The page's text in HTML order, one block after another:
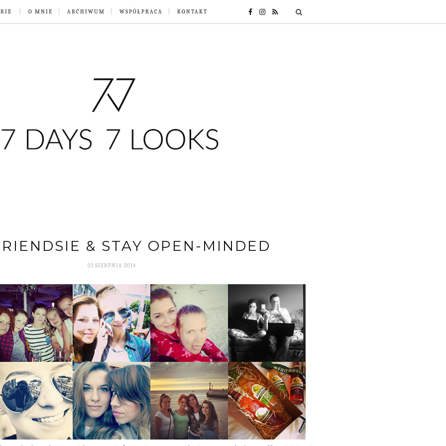
O MNIE ARCHIWUM WSPÓŁPRACA KONTAKT
& STAY OPEN-MINDED
01 SIERPNIA 2014